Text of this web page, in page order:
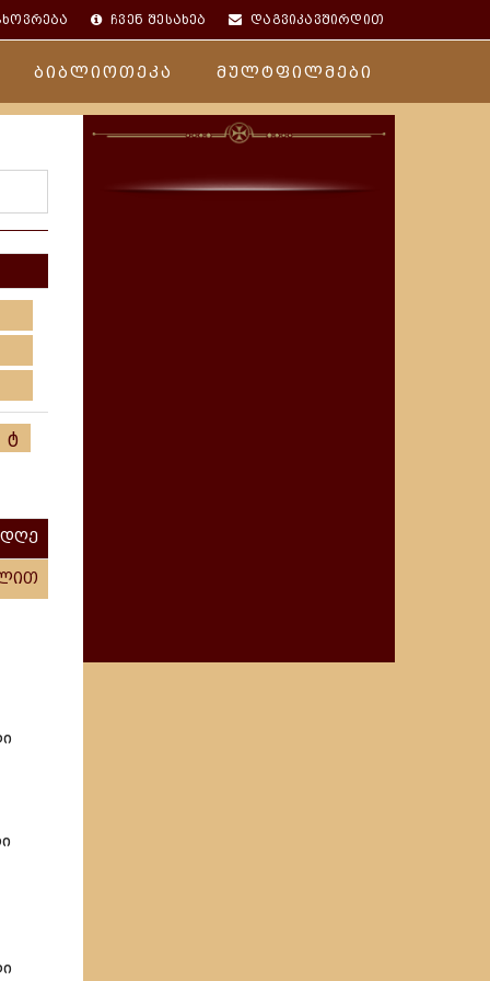
ჩვენ შესახებ დაგვიკავშირდით
ბიბლიოთეკა მულტფილმები
ტ
დღე